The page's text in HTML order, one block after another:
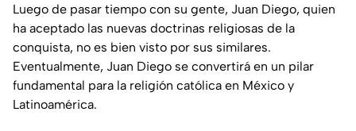
Luego de pasar tiempo con su gente, Juan Diego, quien
ha aceptado las nuevas doctrinas religiosas de la
conquista, no es bien visto por sus similares.
Eventualmente, Juan Diego se convertirá en un pilar
fundamental para la religión católica en México y
Latinoamérica.